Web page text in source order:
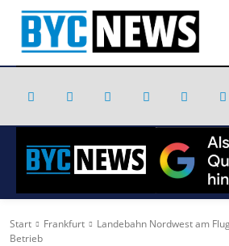
Start Frankfurt
Landebahn Nordwest am
Betrieb